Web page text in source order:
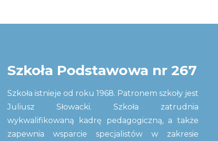
Szkoła Podstawowa nr 267
Szkoła istnieje od roku 1968. Patronem szkoły jest
Juliusz Słowacki. Szkoła zatrudnia
wykwalifikowaną kadrę pedagogiczną, a także
zapewnia wsparcie specjalistów w zakresie